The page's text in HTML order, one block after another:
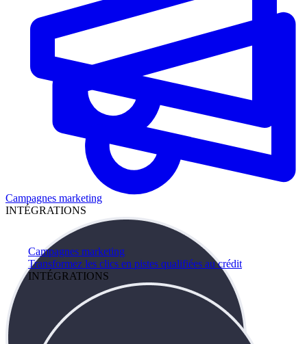
Campagnes marketing
Transformez les clics en pistes qualifiées au crédit
INTÉGRATIONS
Campagnes marketing
INTÉGRATIONS